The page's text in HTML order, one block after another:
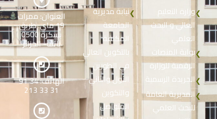
❮وزارة التعليم
العالي و البحث
العلمي
❮بوابة المنصات
الرقمية للوزارة
❮الجريدة الرسمية
❮المديرية العامة
للبحث العلمي
❮نيابة مديرية
الجامعة
المكلفة
بالتكوين العالي
في الطورين
الأول والثاني
والتكوين
المتواصل
العنوان: ممرات
19 ماي. طريق
بسكرة 0500
باتنة- الجزائر
الهاتف: 34 91
31 33 213